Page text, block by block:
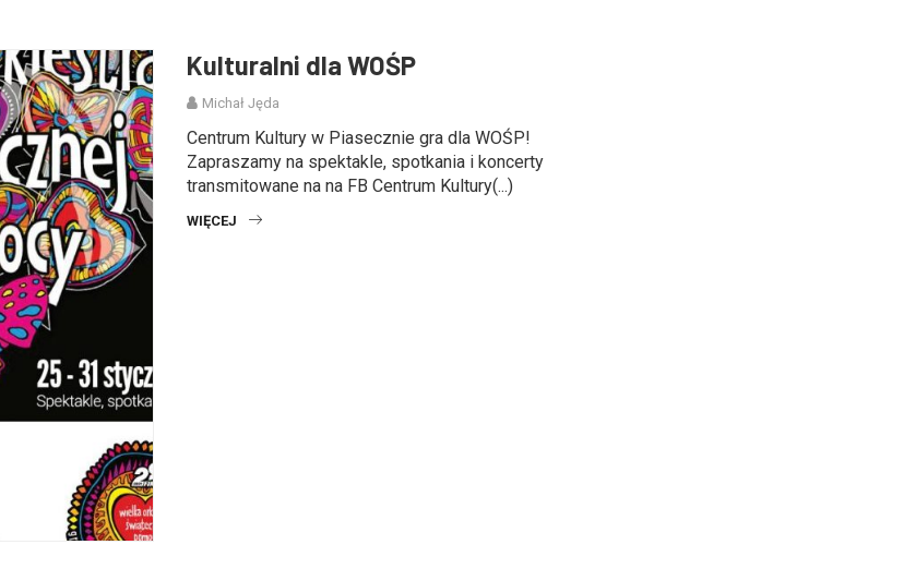
Kulturalni dla WOŚP
Michał Jęda
Centrum Kultury w Piasecznie gra dla WOŚP!
Zapraszamy na spektakle, spotkania i koncerty
transmitowane na na FB Centrum Kultury(...)
WIĘCEJ